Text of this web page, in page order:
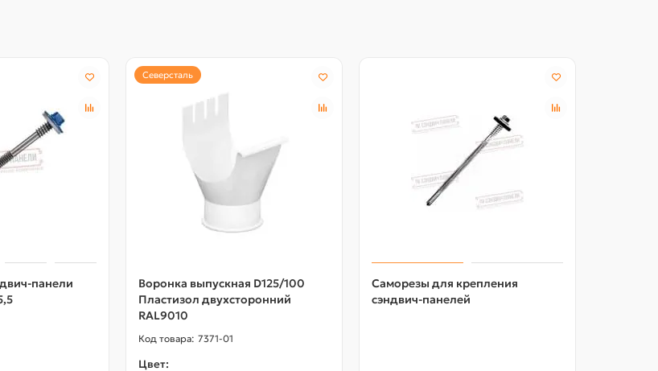
панели
Северсталь
Воронка выпускная D125/100
Пластизол двухсторонний
RAL9010
7371-01
Цвет:
Саморезы для крепления
сэндвич-панелей